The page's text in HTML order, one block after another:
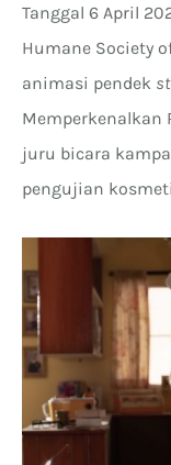
Tanggal 6 April
Humane Society
animasi pendek
Memperkenalkan
juru bicara
pengujian